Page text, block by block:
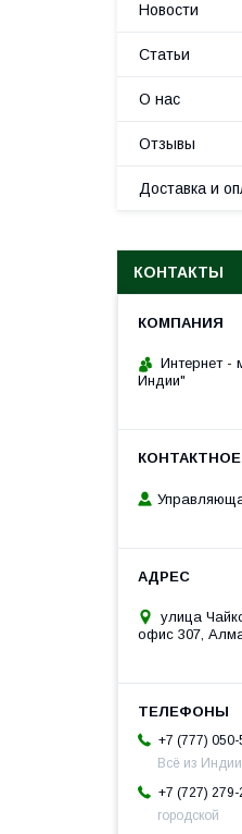
Новости
Статьи
О нас
Отзывы
Доставка и
КОНТАКТЫ
Интернет -
Индии"
улица
офис 307,
+7 (777) 050-
Всё из
+7 (727) 279-
городской